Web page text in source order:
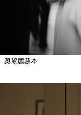
奧黛麗赫本